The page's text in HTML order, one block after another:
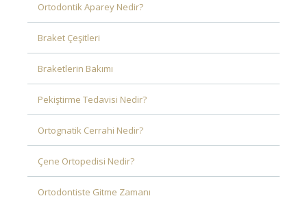
Ortodontik Aparey Nedir?
Braket Çeşitleri
Braketlerin Bakımı
Pekiştirme Tedavisi Nedir?
Ortognatik Cerrahi Nedir?
Çene Ortopedisi Nedir?
Ortodontiste Gitme Zamanı